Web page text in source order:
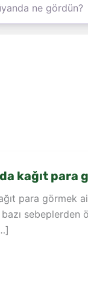
kağıt para
para görmek
bazı